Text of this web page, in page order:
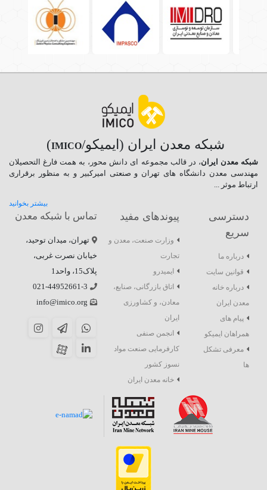
شبکه معدن ایران (ایمیکو/IMICO
)
شبکه معدن ایران، در قالب مجموعه ای دانش محور، به همت فارغ­ التحصیلان
مهندسی معدن دانشگاه ­های تهران و صنعتی امیرکبیر و به منظور برقراری
ارتباط موثر ...
بیشتر بخوانید
دسترسی
سریع
درباره ما
قوانین سایت
درباره خانه
معدن ایران
پیام های
همراهان ایمیکو
معرفی تشکل
ها
پیوندهای مفید
وزارت صنعت، معدن و
تجارت
ایمیدرو
اتاق بازرگانی، صنایع،
معادن، و کشاورزی
ایران
انجمن صنفی
کارفرمایی صنعت مواد
نسوز کشور
خانه معدن ایران
تماس با شبکه معدن
تهران، میدان توحید،
خیابان نصرت غربی،
پلاک15، واحد1
021-44952661-3
info@imico.org